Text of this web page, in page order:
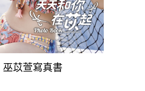
苡萱寫真書